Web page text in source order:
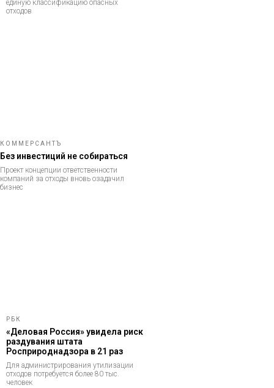
единую классификацию опасных
отходов
КОММЕРСАНТЪ
Без инвестиций не собираться
Проект концепции ответственности
компаний за отходы вновь озадачил
бизнес
РБК
«Деловая Россия» увидела риск
раздувания штата
Росприроднадзора в 21 раз
Для администрирования утилизации
отходов потребуется более 80 тыс.
человек